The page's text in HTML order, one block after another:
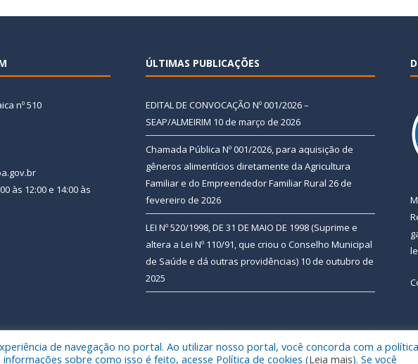
nº 510
às 12:00 e 14:00 às
ÚLTIMAS PUBLICAÇÕES
EDITAL DE CONVOCAÇÃO Nº 001/2026 –
SEAP/ALMEIRIM 10 de março de 2026
Chamada Pública Nº 001/2026, para aquisição de
gêneros alimentícios diretamente da Agricultura
Familiar e do Empreendedor Familiar Rural 26 de
fevereiro de 2026
LEI Nº 520/1998, DE 31 DE MAIO DE 1998 (Suprime e
altera a Lei Nº 110/91, que criou o Conselho Municipal
de Saúde e dá outras providências) 10 de outubro de
2025
a Prefeitura Municipal de Almeirim. Mapa do Site
de navegação no portal. Ao utilizar nosso portal, você concorda com a
sobre como isso é feito, acesse Política de cookies (Leia mais). Se você